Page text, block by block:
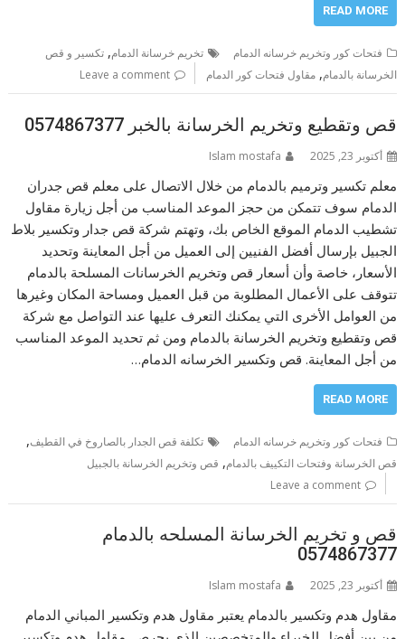
READ MORE
فتحات كور وتخريم خرسانه الدمام تخريم خرسانة الدمام,تكسير و قص
الخرسانة بالدمام,مقاول فتحات كور الدمام Leave a comment
قص وتقطيع وتخريم الخرسانة بالخبر 0574867377
أكتوبر 23, 2025 Islam mostafa
معلم تكسير وترميم بالدمام من خلال الاتصال على معلم قص جدران
الدمام سوف تتمكن من حجز الموعد المناسب من أجل زيارة مقاول
تشطيب الدمام الموقع الخاص بك، وتهتم شركة قص جدار وتكسير بلاط
الجبيل بإرسال أفضل الفنيين إلى العميل من أجل المعاينة وتحديد
الأسعار، خاصة وأن أسعار قص وتخريم الخرسانات المسلحة بالدمام
تتوقف على الأعمال المطلوبة من قبل العميل ومساحة المكان وغيرها
من العوامل الأخرى التي يمكنك التعرف عليها عند التواصل مع شركة
قص وتقطيع وتخريم الخرسانة بالدمام ومن ثم تحديد الموعد المناسب
من أجل المعاينة. قص وتكسير الخرسانه الدمام…
READ MORE
فتحات كور وتخريم خرسانه الدمام تكلفة قص الجدار بالصاروخ في القطيف,
قص الخرسانة وفتحات التكييف بالدمام, قص وتخريم الخرسانة بالجبيل
Leave a comment
قص و تخريم الخرسانة المسلحه بالدمام
0574867377
أكتوبر 23, 2025 Islam mostafa
مقاول هدم وتكسير بالدمام يعتبر مقاول هدم وتكسير المباني الدمام